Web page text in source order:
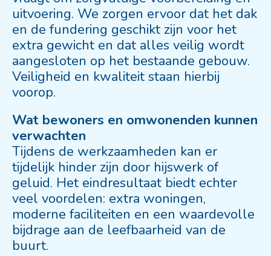
uitvoering. We zorgen ervoor dat het dak
en de fundering geschikt zijn voor het
extra gewicht en dat alles veilig wordt
aangesloten op het bestaande gebouw.
Veiligheid en kwaliteit staan hierbij
voorop.
Wat bewoners en omwonenden kunnen
verwachten
Tijdens de werkzaamheden kan er
tijdelijk hinder zijn door hijswerk of
geluid. Het eindresultaat biedt echter
veel voordelen: extra woningen,
moderne faciliteiten en een waardevolle
bijdrage aan de leefbaarheid van de
buurt.